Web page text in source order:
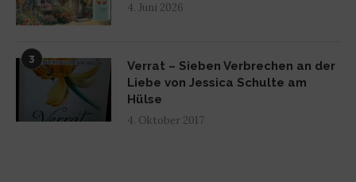
4. Juni 2026
3
Verrat – Sieben Verbrechen an der
Liebe von Jessica Schulte am
Hülse
4. Oktober 2017